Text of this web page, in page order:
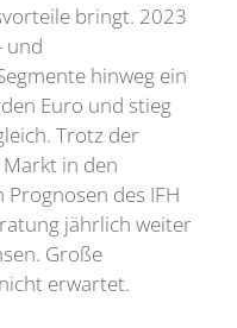
bringt. 2023
und
hinweg ein
Euro und stieg
Trotz der
in den
des IFH
jährlich weiter
Große
erwartet.